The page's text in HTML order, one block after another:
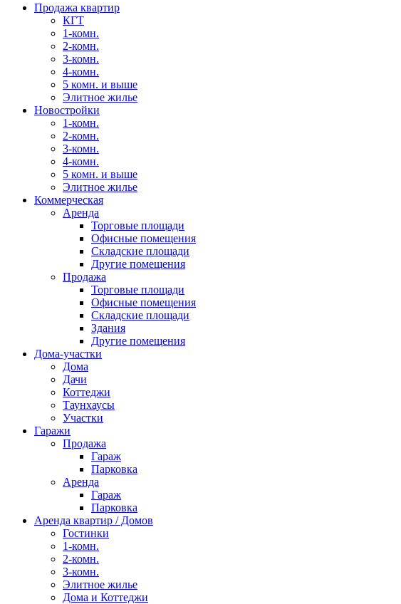
Продажа квартир
КГТ
1-комн.
2-комн.
3-комн.
4-комн.
5 комн. и выше
Элитное жилье
Новостройки
1-комн.
2-комн.
3-комн.
4-комн.
5 комн. и выше
Элитное жилье
Коммерческая
Аренда
Торговые площади
Офисные помещения
Складские площади
Другие помещения
Продажа
Торговые площади
Офисные помещения
Складские площади
Здания
Другие помещения
Дома-участки
Дома
Дачи
Коттеджи
Таунхаусы
Участки
Гаражи
Продажа
Гараж
Парковка
Аренда
Гараж
Парковка
Аренда квартир / Домов
Гостинки
1-комн.
2-комн.
3-комн.
Элитное жилье
Дома и Коттеджи